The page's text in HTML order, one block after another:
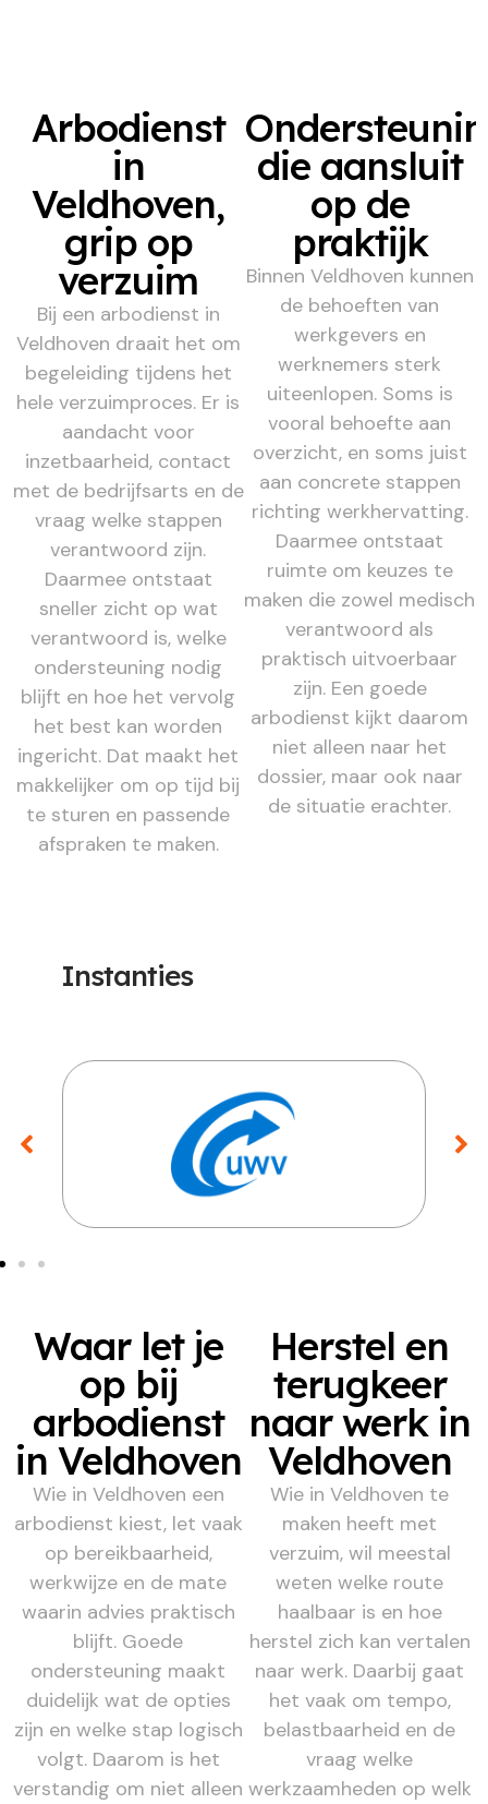
Arbodienst
in
Veldhoven,
grip op
verzuim
Bij een arbodienst in
Veldhoven draait het om
begeleiding tijdens het
hele verzuimproces. Er is
aandacht voor
inzetbaarheid, contact
met de bedrijfsarts en de
vraag welke stappen
verantwoord zijn.
Daarmee ontstaat
sneller zicht op wat
verantwoord is, welke
ondersteuning nodig
blijft en hoe het vervolg
het best kan worden
ingericht. Dat maakt het
makkelijker om op tijd bij
te sturen en passende
afspraken te maken.
die aansluit
op de
praktijk
Binnen Veldhoven kunnen
de behoeften van
werkgevers en
werknemers sterk
uiteenlopen. Soms is
vooral behoefte aan
overzicht, en soms juist
aan concrete stappen
richting werkhervatting.
Daarmee ontstaat
ruimte om keuzes te
maken die zowel medisch
verantwoord als
praktisch uitvoerbaar
zijn. Een goede
arbodienst kijkt daarom
niet alleen naar het
dossier, maar ook naar
de situatie erachter.
Instanties
Waar let je
op bij
arbodienst
in Veldhoven
Wie in Veldhoven een
arbodienst kiest, let vaak
op bereikbaarheid,
werkwijze en de mate
waarin advies praktisch
blijft. Goede
ondersteuning maakt
duidelijk wat de opties
zijn en welke stap logisch
volgt. Daarom is het
verstandig om niet alleen
Herstel en
terugkeer
naar werk in
Veldhoven
Wie in Veldhoven te
maken heeft met
verzuim, wil meestal
weten welke route
haalbaar is en hoe
herstel zich kan vertalen
naar werk. Daarbij gaat
het vaak om tempo,
belastbaarheid en de
vraag welke
werkzaamheden op welk